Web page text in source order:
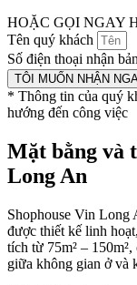
HOẶC GỌI NGAY
Tên quý khách
Số điện thoại nhận
TÔI MUỐN NHẬN
* Thông tin của quý
hướng đến công việc
Mặt bằng và
Long An
Shophouse Vin Long
được thiết kế linh
tích từ 75m² –
giữa không gian ở và